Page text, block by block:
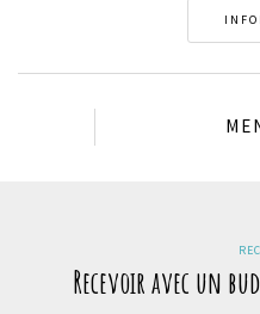
Recevoir avec un